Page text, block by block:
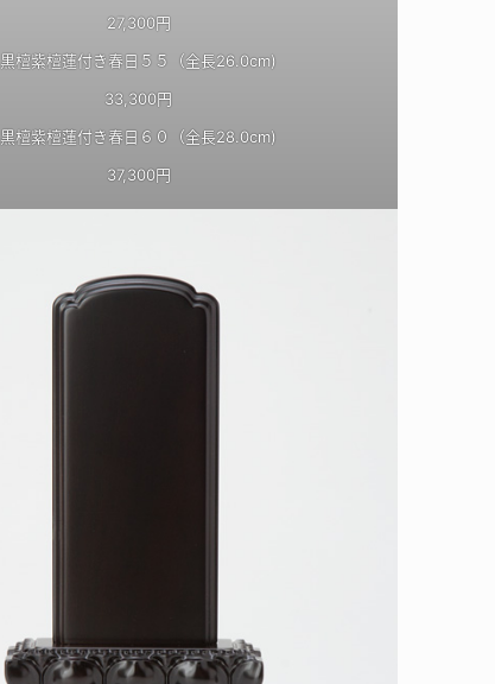
27,300円
黒檀紫檀蓮付き春日５５（全長26.0cm)
33,300円
黒檀紫檀蓮付き春日６０（全長28.0cm)
37,300円